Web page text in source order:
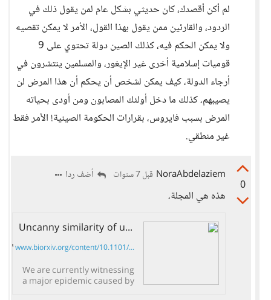
لم أكن أقصدك، كان حديثي بشكل عام لمن يقول ذلك في
الردود، والقارئين ممن يقول بهذا القول، الأمر لا يمكن تقصيه
ولا يمكن الحكم فيه، كذلك الصين دولة تحتوي على 9
قوميات إسلامية أخرى غير الإيغور، والمسلمين ينتشرون في
أرجاء الدولة، كيف يمكن لشخص أن يحكم أن هذا المرض لن
يصيبهم، كذلك ما دخل أولئك المصابون ومن أودى بحياته
المرض بسبب فايروس، بقرارات الحكومة الصينية! الأمر فقط
غير منطقي.
0
NoraAbdelaziem قبل 7 سنوات أضف ردا
هذه هي المجلة،
Uncanny similarity of unique inserts in the 2019-nCoV spike protein to HIV-1 gp120 and Gag
www.biorxiv.org/content/10.1101/...
We are currently witnessing
a major epidemic caused by